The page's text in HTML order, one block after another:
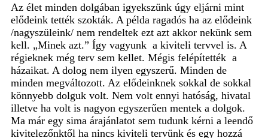
Az élet minden dolgában igyekszünk úgy eljárni mint
elődeink tették szokták. A példa ragadós ha az elődeink
/nagyszüleink/ nem rendeltek ezt azt akkor nekünk sem
kell. „Minek azt.” Így vagyunk a kiviteli tervvel is. A
régieknek még terv sem kellet. Mégis felépítették a
házaikat. A dolog nem ilyen egyszerű. Minden de
minden megváltozott. Az elődeinknek sokkal de sokkal
könnyebb dolguk volt. Nem volt ennyi hatóság, hivatal
illetve ha volt is nagyon egyszerűen mentek a dolgok.
Ma már egy sima árajánlatot sem tudunk kérni a leendő
kivitelezőnktől ha nincs kiviteli tervünk és egy hozzá